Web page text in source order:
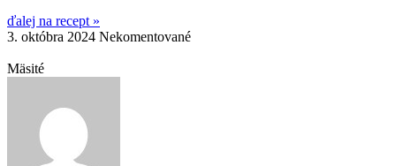
ďalej na recept »
3. októbra 2024 Nekomentované
Mäsité